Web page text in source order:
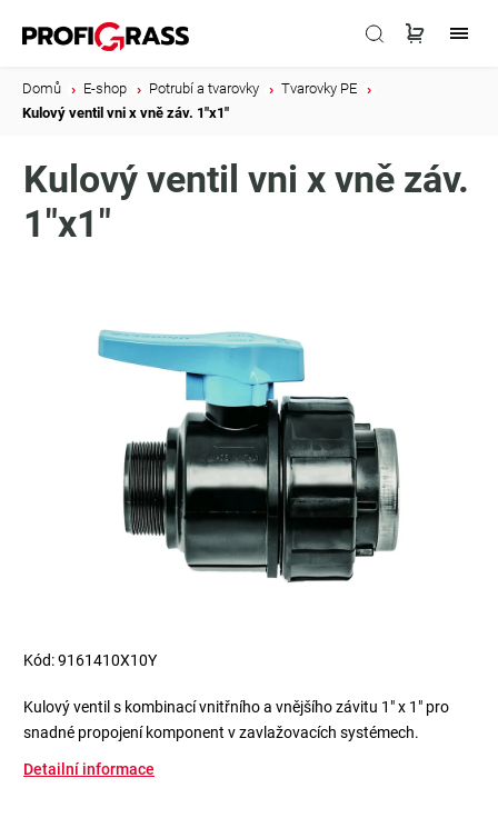
Domů E-shop Potrubí a tvarovky Tvarovky PE
Kulový ventil vni x vně záv. 1"x1"
Kulový ventil vni x vně záv.
1"x1"
Kód:9161410X10Y
Kulový ventil s kombinací vnitřního a vnějšího závitu 1" x 1" pro
snadné propojení komponent v zavlažovacích systémech.
Detailní informace